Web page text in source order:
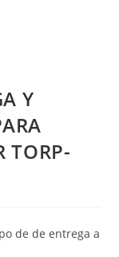
Y
TORP-
de de entrega a